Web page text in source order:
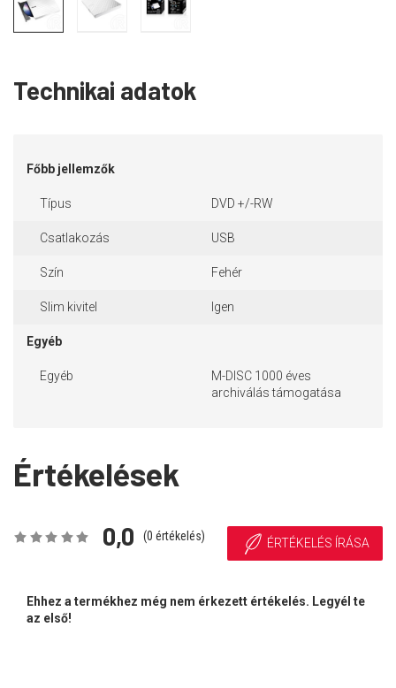
Technikai adatok
Főbb jellemzők
Típus DVD +/-RW
Csatlakozás USB
Szín Fehér
Slim kivitel Igen
Egyéb
Egyéb
M-DISC 1000 éves
archiválás támogatása
Értékelések
0,0 (0 értékelés) ÉRTÉKELÉS ÍRÁSA
Ehhez a termékhez még nem érkezett értékelés. Legyél te
az első!